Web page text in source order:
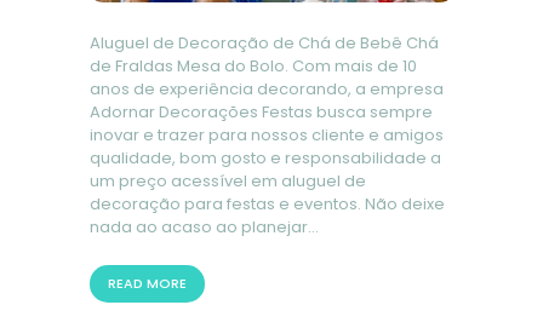
Aluguel de Decoração de Chá de Bebê Chá
de Fraldas Mesa do Bolo. Com mais de 10
anos de experiência decorando, a empresa
Adornar Decorações Festas busca sempre
inovar e trazer para nossos cliente e amigos
qualidade, bom gosto e responsabilidade a
um preço acessível em aluguel de
decoração para festas e eventos. Não deixe
nada ao acaso ao planejar…
READ MORE